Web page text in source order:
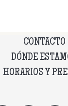
CONTACTO
DÓNDE
HORARIOS Y